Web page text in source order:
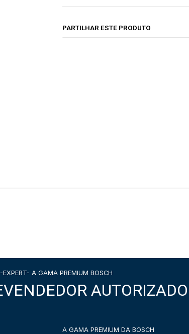
PARTILHAR ESTE PRODUTO
-EXPERT- A GAMA PREMIUM BOSCH
AUTORIZADO
A GAMA PREMIUM DA BOSCH